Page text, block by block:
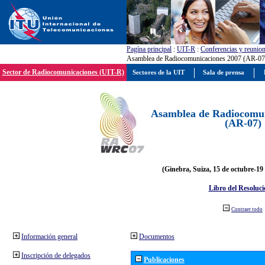
Pagína principal : UIT-R : Conferencias y
Asamblea de Radiocomunicaciones 2007 (AR-
Sector de Radiocomunicaciones (UIT-R)
Asamblea de
(AR-07)
(Ginebra, Suiza, 15 de octubre-19
Libro del
Contraer todo
Información general
Inscripción de delegados
Documentos
Publicaciones
Sectores de la UIT Sala de prensa